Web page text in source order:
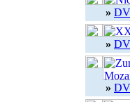
»
»
»